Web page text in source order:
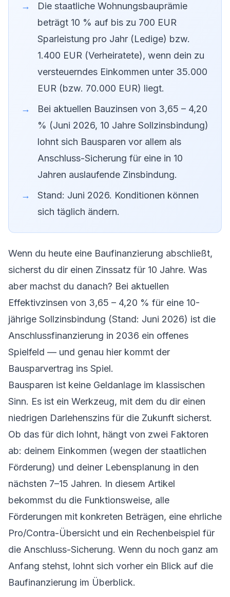
Die staatliche Wohnungsbauprämie
beträgt 10 % auf bis zu 700 EUR
Sparleistung pro Jahr (Ledige) bzw.
1.400 EUR (Verheiratete), wenn dein zu
versteuerndes Einkommen unter 35.000
EUR (bzw. 70.000 EUR) liegt.
Bei aktuellen Bauzinsen von 3,65 – 4,20
% (Juni 2026, 10 Jahre Sollzinsbindung)
lohnt sich Bausparen vor allem als
Anschluss-Sicherung für eine in 10
Jahren auslaufende Zinsbindung.
Stand: Juni 2026. Konditionen können
sich täglich ändern.
Wenn du heute eine Baufinanzierung abschließt,
sicherst du dir einen Zinssatz für 10 Jahre. Was
aber machst du danach? Bei aktuellen
Effektivzinsen von 3,65 – 4,20 % für eine 10-
jährige Sollzinsbindung (Stand: Juni 2026) ist die
Anschlussfinanzierung in 2036 ein offenes
Spielfeld — und genau hier kommt der
Bausparvertrag ins Spiel.
Bausparen ist keine Geldanlage im klassischen
Sinn. Es ist ein Werkzeug, mit dem du dir einen
niedrigen Darlehenszins für die Zukunft sicherst.
Ob das für dich lohnt, hängt von zwei Faktoren
ab: deinem Einkommen (wegen der staatlichen
Förderung) und deiner Lebensplanung in den
nächsten 7–15 Jahren. In diesem Artikel
bekommst du die Funktionsweise, alle
Förderungen mit konkreten Beträgen, eine ehrliche
Pro/Contra-Übersicht und ein Rechenbeispiel für
die Anschluss-Sicherung. Wenn du noch ganz am
Anfang stehst, lohnt sich vorher ein Blick auf die
Baufinanzierung im Überblick.